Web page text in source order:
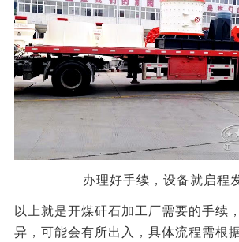
办理好手续，设备就启程
以上就是开煤矸石加工厂需要的手续
异，可能会有所出入，具体流程需根